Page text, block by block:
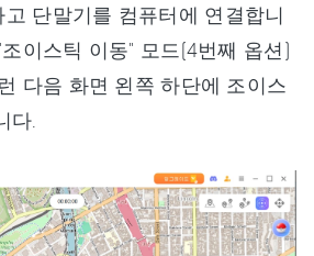
단말기를 컴퓨터에 연결합니
이스틱 이동" 모드(4번째 옵션)
다음 화면 왼쪽 하단에 조이스
다.